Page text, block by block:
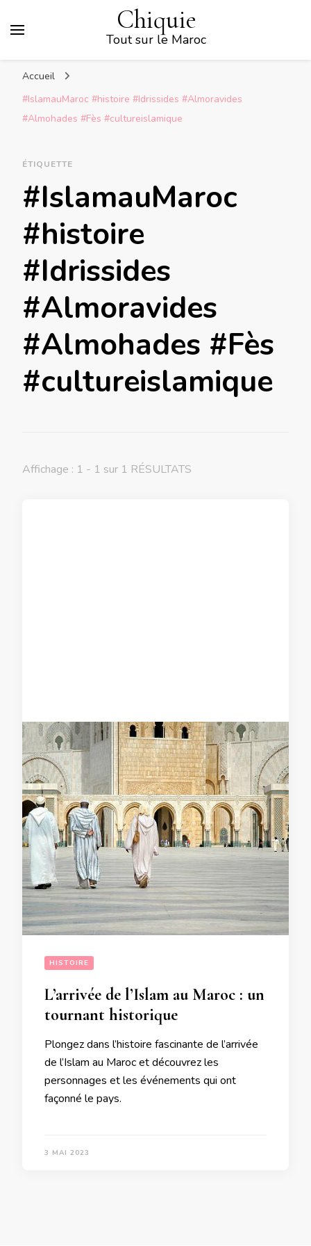
Chiquie
Tout sur le Maroc
Accueil
#IslamauMaroc #histoire #Idrissides #Almoravides
#Almohades #Fès #cultureislamique
ÉTIQUETTE
#IslamauMaroc
#histoire
#Idrissides
#Almoravides
#Almohades #Fès
#cultureislamique
Affichage : 1 - 1 sur 1 RÉSULTATS
HISTOIRE
L’arrivée de l’Islam au Maroc : un
tournant historique
Plongez dans l’histoire fascinante de l’arrivée
de l’Islam au Maroc et découvrez les
personnages et les événements qui ont
façonné le pays.
3 MAI 2023